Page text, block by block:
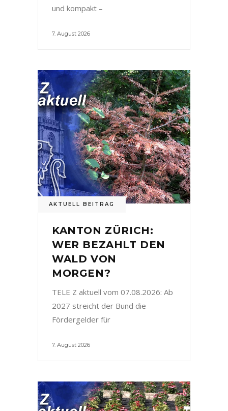
und kompakt –
7. August 2026
AKTUELL BEITRAG
KANTON ZÜRICH:
WER BEZAHLT DEN
WALD VON
MORGEN?
TELE Z aktuell vom 07.08.2026: Ab
2027 streicht der Bund die
Fördergelder für
7. August 2026